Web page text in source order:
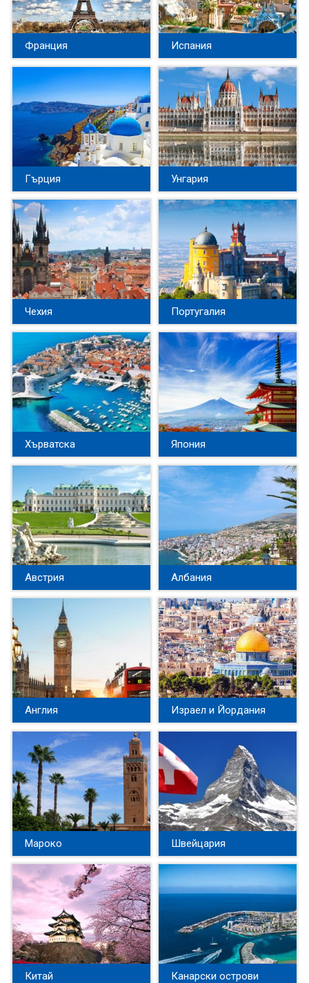
Франция Испания
Гърция Унгария
Чехия Португалия
Хърватска Япония
Австрия Албания
Англия Израел и Йордания
Мароко Швейцария
Китай Канарски острови